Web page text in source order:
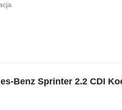
Benz Sprinter 2.2 CDI